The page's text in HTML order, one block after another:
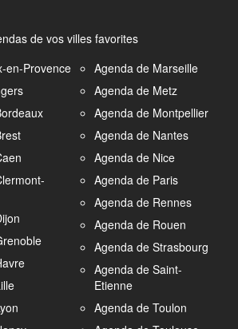
de vos villes favorites
en-Provence
Agenda de Marseille
Agenda de Metz
Agenda de Montpellier
Agenda de Nantes
Agenda de Nice
Agenda de Paris
Agenda de Rennes
Agenda de Rouen
Agenda de Strasbourg
Agenda de Saint-
Etienne
Agenda de Toulon